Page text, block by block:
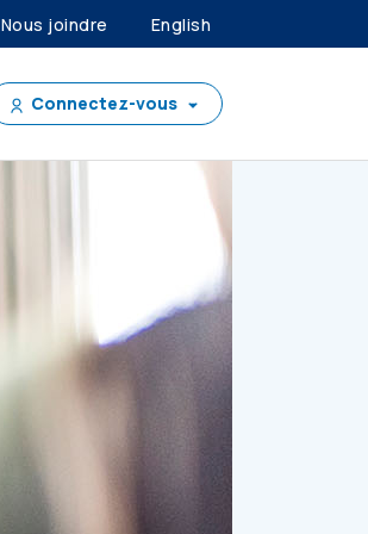
Nous joindre English
Connectez-vous